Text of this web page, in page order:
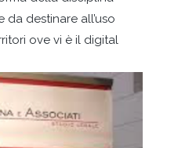
destinare all’uso
ove vi è il digital